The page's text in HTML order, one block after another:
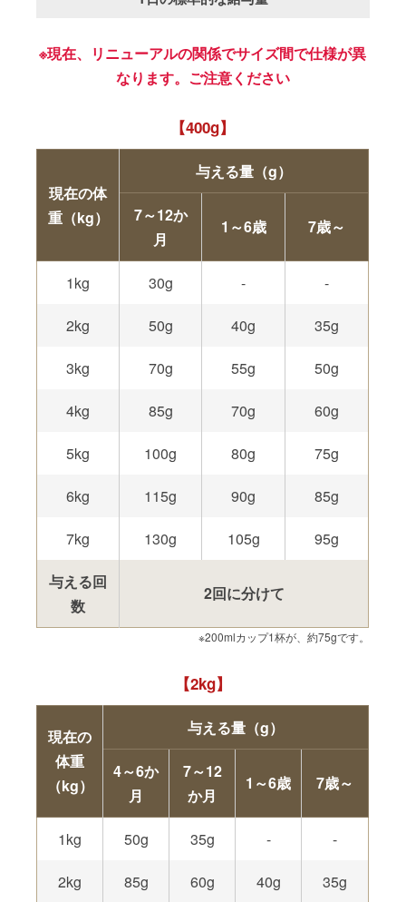
※現在、リニューアルの関係でサイズ間で仕様が異
なります。ご注意ください
400g
現在の体
重（kg）
与える量（g）
7～12か
月
1～6歳 7歳～
1kg 30g - -
2kg 50g 40g 35g
3kg 70g 55g 50g
4kg 85g 70g 60g
5kg 100g 80g 75g
6kg 115g 90g 85g
7kg 130g 105g 95g
与える回
数
2回に分けて
※200mlカップ1杯が、約75gです。
2kg
現在の
体重
（kg）
与える量（g）
4～6か
月
7～12
か月
1～6歳 7歳～
1kg 50g 35g - -
2kg 85g 60g 40g 35g